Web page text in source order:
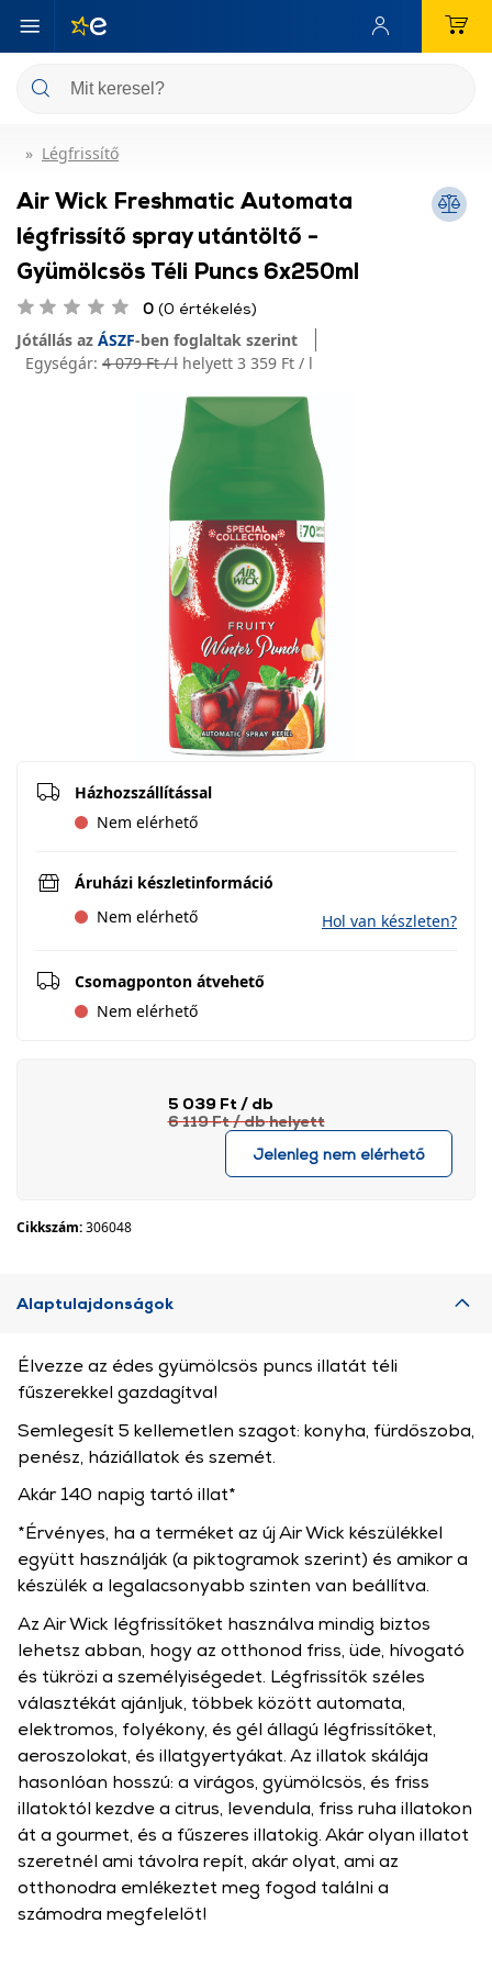
Légfrissítő
Air Wick Freshmatic Automata
légfrissítő spray utántöltő -
Gyümölcsös Téli Puncs 6x250ml
0 (0 értékelés)
Jótállás az ÁSZF-ben foglaltak szerint
Egységár: 4 079 Ft / l helyett 3 359 Ft / l
Házhozszállítással
Nem elérhető
Áruházi készletinformáció
Nem elérhető
Hol van készleten?
Csomagponton átvehető
Nem elérhető
5 039 Ft / db
6 119 Ft/ dbhelyett
Jelenleg nem elérhető
Cikkszám:306048
Alaptulajdonságok
Élvezze az édes gyümölcsös puncs illatát téli
fűszerekkel gazdagítva!
Semlegesít 5 kellemetlen szagot: konyha, fürdőszoba,
penész, háziállatok és szemét.
Akár 140 napig tartó illat*
*Érvényes, ha a terméket az új Air Wick készülékkel
együtt használják (a piktogramok szerint) és amikor a
készülék a legalacsonyabb szinten van beállítva.
Az Air Wick légfrissítőket használva mindig biztos
lehetsz abban, hogy az otthonod friss, üde, hívogató
és tükrözi a személyiségedet. Légfrissítők széles
választékát ajánljuk, többek között automata,
elektromos, folyékony, és gél állagú légfrissítőket,
aeroszolokat, és illatgyertyákat. Az illatok skálája
hasonlóan hosszú: a virágos, gyümölcsös, és friss
illatoktól kezdve a citrus, levendula, friss ruha illatokon
át a gourmet, és a fűszeres illatokig. Akár olyan illatot
szeretnél ami távolra repít, akár olyat, ami az
otthonodra emlékeztet meg fogod találni a
számodra megfelelőt!